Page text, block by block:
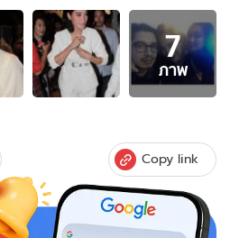
7
ภาพ
Copy link